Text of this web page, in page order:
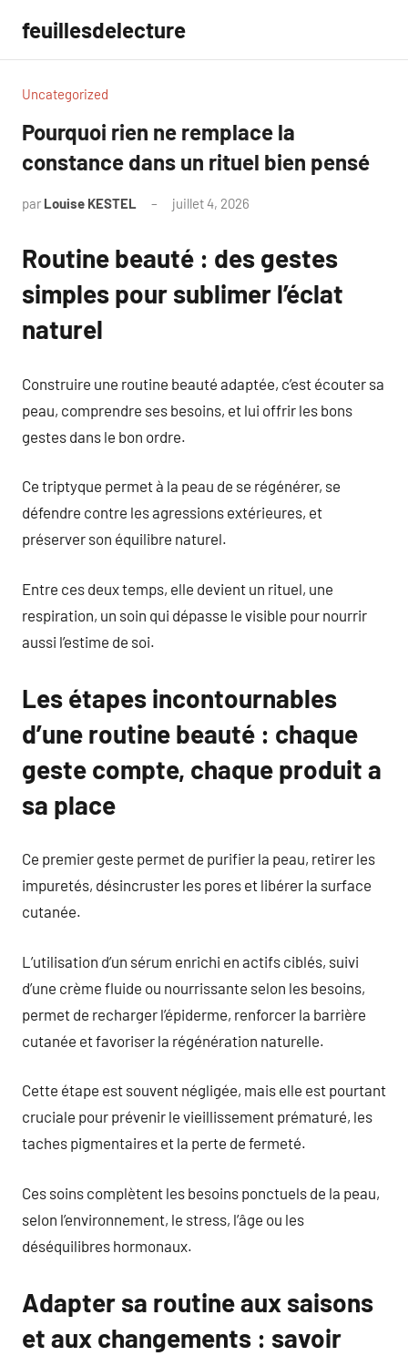
contenu
feuillesdelecture
Uncategorized
Pourquoi rien ne remplace la
constance dans un rituel bien pensé
par Louise KESTEL juillet 4, 2026
Routine beauté : des gestes
simples pour sublimer l’éclat
naturel
Construire une routine beauté adaptée, c’est écouter sa
peau, comprendre ses besoins, et lui offrir les bons
gestes dans le bon ordre.
Ce triptyque permet à la peau de se régénérer, se
défendre contre les agressions extérieures, et
préserver son équilibre naturel.
Entre ces deux temps, elle devient un rituel, une
respiration, un soin qui dépasse le visible pour nourrir
aussi l’estime de soi.
Les étapes incontournables
d’une routine beauté : chaque
geste compte, chaque produit a
sa place
Ce premier geste permet de purifier la peau, retirer les
impuretés, désincruster les pores et libérer la surface
cutanée.
L’utilisation d’un sérum enrichi en actifs ciblés, suivi
d’une crème fluide ou nourrissante selon les besoins,
permet de recharger l’épiderme, renforcer la barrière
cutanée et favoriser la régénération naturelle.
Cette étape est souvent négligée, mais elle est pourtant
cruciale pour prévenir le vieillissement prématuré, les
taches pigmentaires et la perte de fermeté.
Ces soins complètent les besoins ponctuels de la peau,
selon l’environnement, le stress, l’âge ou les
déséquilibres hormonaux.
Adapter sa routine aux saisons
et aux changements : savoir